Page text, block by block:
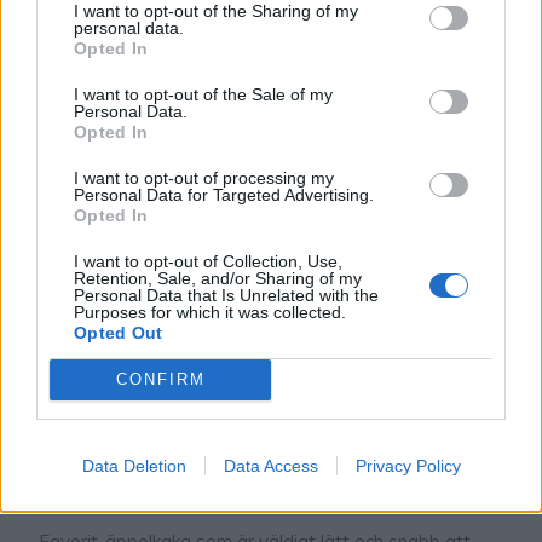
I want to opt-out of the Sharing of my
personal data.
Opted In
I want to opt-out of the Sale of my
Personal Data.
Opted In
I want to opt-out of processing my
Personal Data for Targeted Advertising.
Opted In
I want to opt-out of Collection, Use,
Retention, Sale, and/or Sharing of my
Personal Data that Is Unrelated with the
Purposes for which it was collected.
Opted Out
CONFIRM
Data Deletion Data Access Privacy Policy